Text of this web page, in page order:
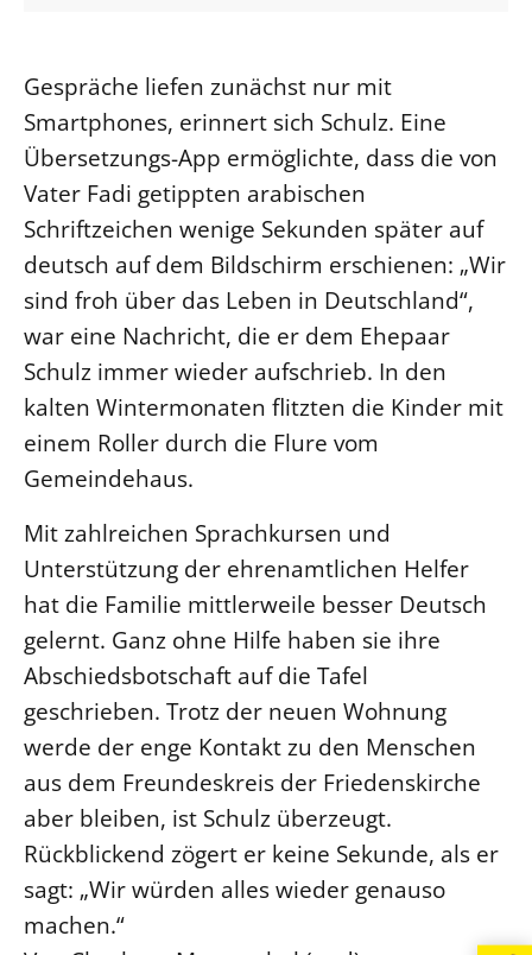
Gespräche liefen zunächst nur mit
Smartphones, erinnert sich Schulz. Eine
Übersetzungs-App ermöglichte, dass die von
Vater Fadi getippten arabischen
Schriftzeichen wenige Sekunden später auf
deutsch auf dem Bildschirm erschienen: „Wir
sind froh über das Leben in Deutschland“,
war eine Nachricht, die er dem Ehepaar
Schulz immer wieder aufschrieb. In den
kalten Wintermonaten flitzten die Kinder mit
einem Roller durch die Flure vom
Gemeindehaus.
Mit zahlreichen Sprachkursen und
Unterstützung der ehrenamtlichen Helfer
hat die Familie mittlerweile besser Deutsch
gelernt. Ganz ohne Hilfe haben sie ihre
Abschiedsbotschaft auf die Tafel
geschrieben. Trotz der neuen Wohnung
werde der enge Kontakt zu den Menschen
aus dem Freundeskreis der Friedenskirche
aber bleiben, ist Schulz überzeugt.
Rückblickend zögert er keine Sekunde, als er
sagt: „Wir würden alles wieder genauso
machen.“